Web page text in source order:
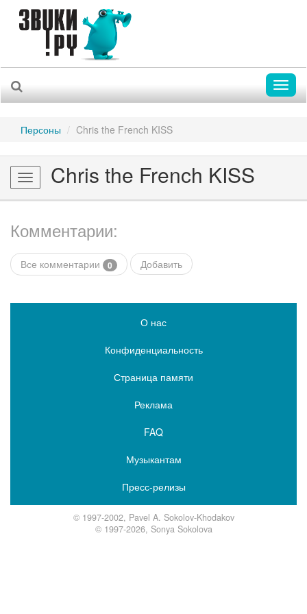
Персоны Chris the French KISS
Toggle
navigation
Chris the French KISS
Комментарии:
Все комментарии 0 Добавить
О нас
Конфиденциальность
Страница памяти
Реклама
FAQ
Музыкантам
Пресс-релизы
© 1997-2002, Pavel A. Sokolov-Khodakov
© 1997-2026, Sonya Sokolova